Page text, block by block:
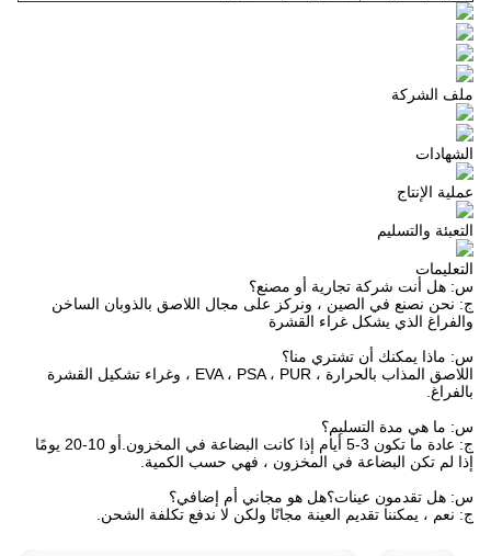
ملف الشركة
الشهادات
عملية الإنتاج
التعبئة والتسليم
التعليمات
س: هل أنت شركة تجارية أو مصنع؟
ج: نحن نصنع في الصين ، ونركز على مجال اللاصق بالذوبان الساخن
والفراغ الذي يشكل غراء القشرة
س: ماذا يمكنك أن تشتري منا؟
اللاصق المذاب بالحرارة ، EVA ، PSA ، PUR ، وغراء تشكيل القشرة
بالفراغ.
س: ما هي مدة التسليم؟
ج: عادة ما تكون 3-5 أيام إذا كانت البضاعة في المخزون.أو 10-20 يومًا
إذا لم تكن البضاعة في المخزون ، فهي حسب الكمية.
س: هل تقدمون عينات؟هل هو مجاني أم إضافي؟
ج: نعم ، يمكننا تقديم العينة مجانًا ولكن لا ندفع تكلفة الشحن.